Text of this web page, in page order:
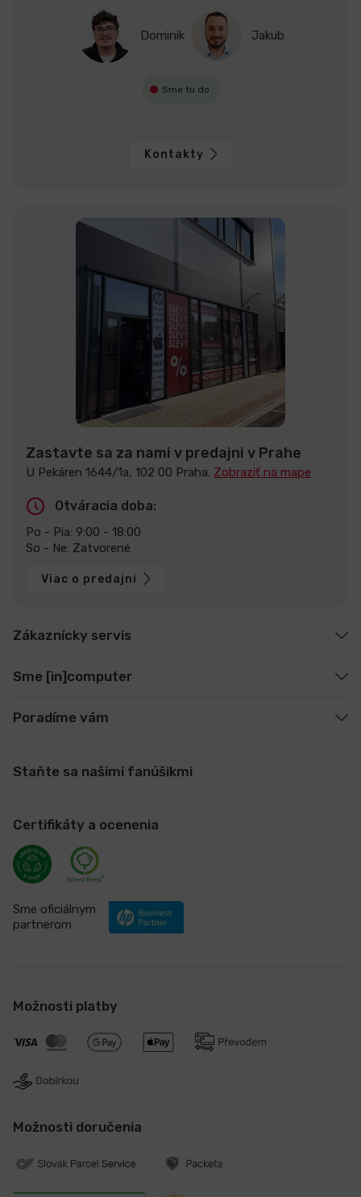
Dominik Jakub
Sme tu do
Kontakty
Zastavte sa za nami v predajni v Prahe
U Pekáren 1644/1a, 102 00 Praha. Zobraziť na mape
Otváracia doba:
Po - Pia: 9:00 - 18:00
So - Ne: Zatvorené
Viac o predajni
Zákaznícky servis
Sme [in]computer
Poradíme vám
Staňte sa našimi fanúšikmi
Certifikáty a ocenenia
Sme oficiálnym
partnerom
Možnosti platby
Možnosti doručenia